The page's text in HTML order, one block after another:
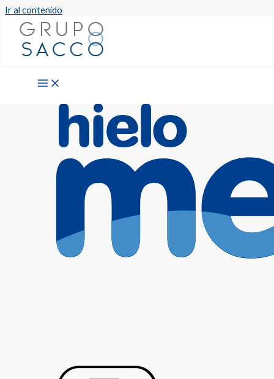
Ir al contenido
Previous
Next
Nuestras Empresas